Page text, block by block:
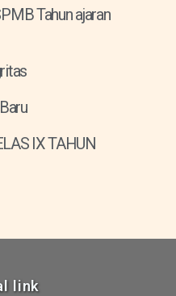
Tahun ajaran
IX TAHUN
link